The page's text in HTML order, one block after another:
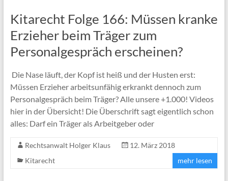
Kitarecht Folge 166: Müssen kranke
Erzieher beim Träger zum
Personalgespräch erscheinen?
Die Nase läuft, der Kopf ist heiß und der Husten erst:
Müssen Erzieher arbeitsunfähig erkrankt dennoch zum
Personalgespräch beim Träger? Alle unsere +1.000! Videos
hier in der Übersicht! Die Überschrift sagt eigentlich schon
alles: Darf ein Träger als Arbeitgeber oder
Rechtsanwalt Holger Klaus
12. März 2018
Kitarecht
mehr lesen